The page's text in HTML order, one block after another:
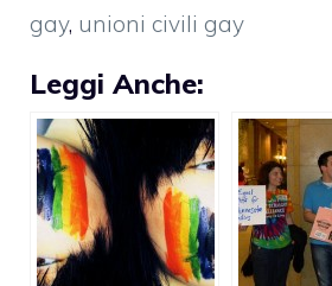
gay, unioni civili gay
Leggi Anche: